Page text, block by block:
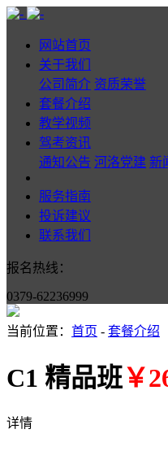
网站首页
关于我们
公司简介 资质荣誉
套餐介绍
教学视频
驾考资讯
通知公告 河洛党建 新
服务指南
投诉建议
联系我们
报名热线：
0379-62236999
当前位置： 首页 - 套餐介绍
C1 精品班￥
详情